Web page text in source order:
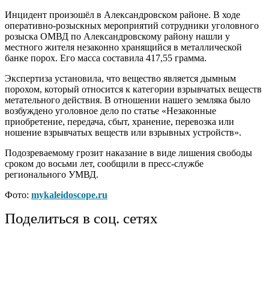
Инцидент произошёл в Александровском районе. В ходе
оперативно-розыскных мероприятий сотрудники уголовного
розыска ОМВД по Александровскому району нашли у
местного жителя незаконно хранящийся в металлической
банке порох. Его масса составила 417,55 грамма.
Экспертиза установила, что вещество является дымным
порохом, который относится к категории взрывчатых веществ
метательного действия. В отношении нашего земляка было
возбуждено уголовное дело по статье «Незаконные
приобретение, передача, сбыт, хранение, перевозка или
ношение взрывчатых веществ или взрывных устройств».
Подозреваемому грозит наказание в виде лишения свободы
сроком до восьми лет, сообщили в пресс-службе
регионального УМВД.
Фото: mykaleidoscope.ru
Поделиться в соц. сетях